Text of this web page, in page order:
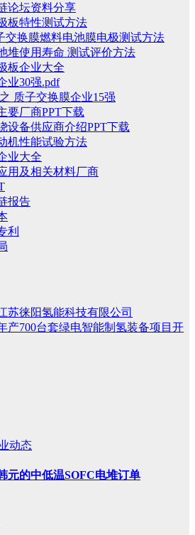
论坛资料分享
板特性测试方法
交换膜燃料电池膜电极测试方法
堆使用寿命 测试评价方法
板企业大全
业30强.pdf
质子交换膜企业15强
要厂商PPT下载
设备供应商介绍PPT下载
机性能试验方法
业大全
用及相关材料厂商
报告
利
徕阳氢能科技有限公司
产700台套绿电智能制氢装备项目开
动态
元的中低温SOFC电堆订单